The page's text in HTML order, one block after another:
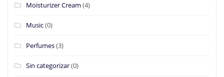
Moisturizer Cream (4)
Music(0)
Perfumes(3)
Sin categorizar(0)